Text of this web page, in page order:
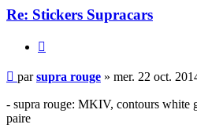
Re: Stickers Supracars
Message
non
lu
parsupra rouge » mer. 22 oct.
- supra rouge: MKIV, contours white
paire